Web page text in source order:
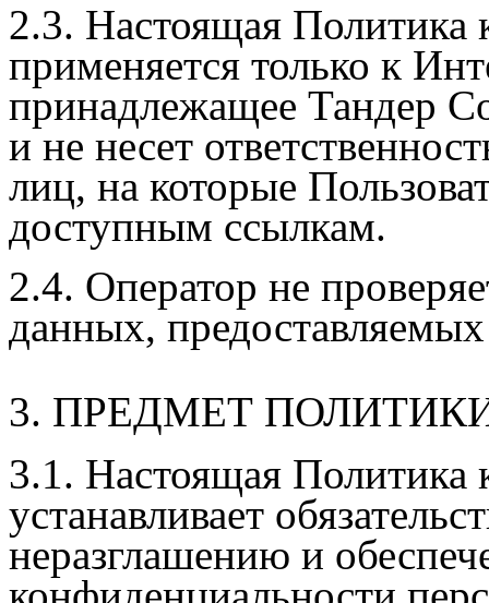
2.3. Настоящая Политика
применяется только к
принадлежащее Тандер
и не несет
лиц, на которые
доступным ссылкам.
2.4. Оператор не
данных,
3. ПРЕДМЕТ
3.1. Настоящая Политика
устанавливает
неразглашению и